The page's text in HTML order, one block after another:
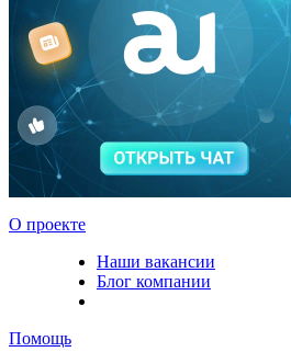
О проекте
Наши вакансии
Блог компании
Помощь